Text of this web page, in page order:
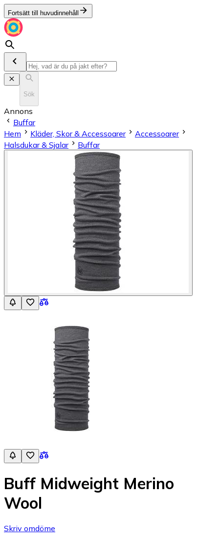
Fortsätt till huvudinnehåll
Sök
Annons
Buffar
Hem
Kläder, Skor & Accessoarer
Accessoarer
Halsdukar & Sjalar
Buffar
Buff Midweight Merino
Wool
Skriv omdöme